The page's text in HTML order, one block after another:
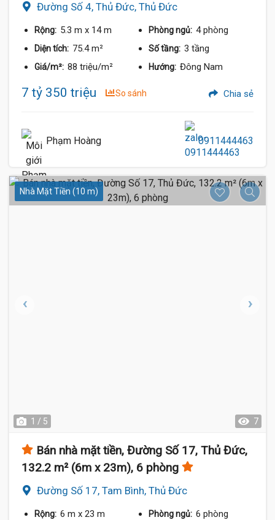
Đường Số 4, Thủ Đức, Thủ Đức
Rộng: 5.3 m x 14 m Phòng ngủ: 4 phòng
Diện tích: 75.4 m² Số tầng: 3 tầng
Giá/m²: 88 triệu/m² Hướng: Đông Nam
7 tỷ 350 triệu So sánh Chia sẻ
Phạm Hoàng 0911444463
Nhà Mặt Tiền (10 m)
1 / 5 7
Bán nhà mặt tiền, Đường Số 17, Thủ Đức,
132.2 m² (6m x 23m), 6 phòng
Đường Số 17, Tam Bình, Thủ Đức
Rộng: 6 m x 23 m Phòng ngủ: 6 phòng